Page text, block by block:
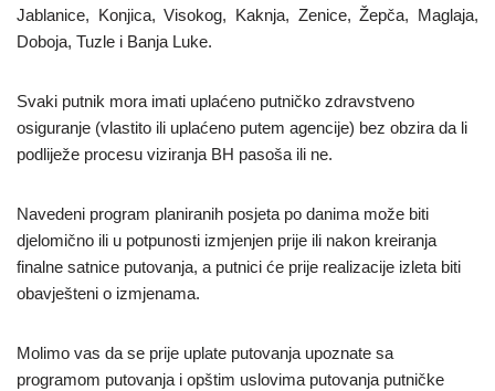
Jablanice, Konjica, Visokog, Kaknja, Zenice, Žepča, Maglaja,
Doboja, Tuzle i Banja Luke.
Svaki putnik mora imati uplaćeno putničko zdravstveno
osiguranje (vlastito ili uplaćeno putem agencije) bez obzira da li
podliježe procesu viziranja BH pasoša ili ne.
Navedeni program planiranih posjeta po danima može biti
djelomično ili u potpunosti izmjenjen prije ili nakon kreiranja
finalne satnice putovanja, a putnici će prije realizacije izleta biti
obavješteni o izmjenama.
Molimo vas da se prije uplate putovanja upoznate sa
programom putovanja i opštim uslovima putovanja putničke